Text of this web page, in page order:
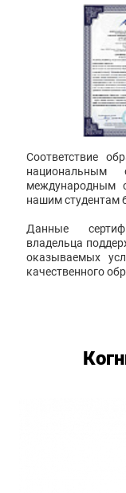
Соответствие
международным
нашим студентам
Данные
владельца
оказываемых
качественного